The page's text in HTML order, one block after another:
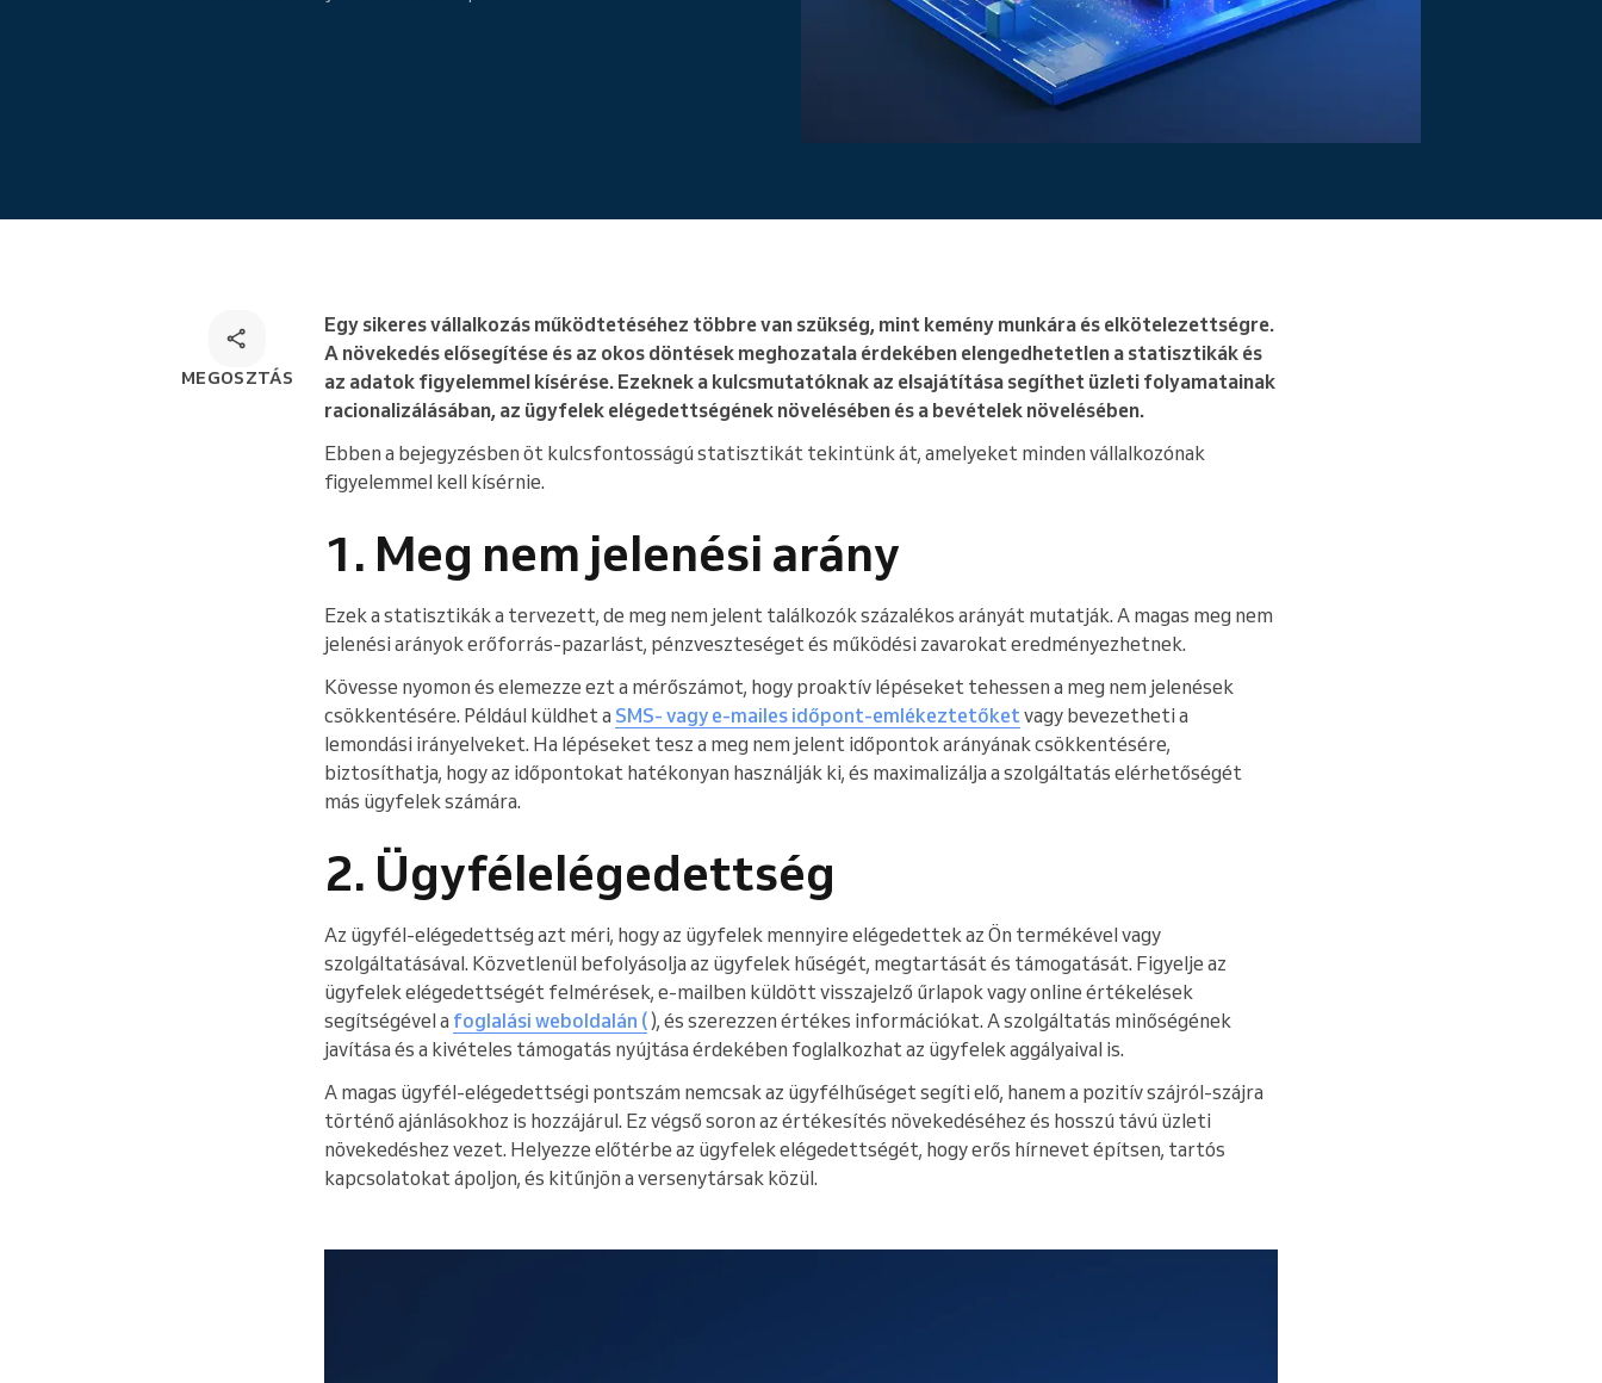
Bővebben
MEGOSZTÁS
Egy sikeres vállalkozás működtetéséhez többre van szükség, mint kemény munkára és elkötelezettségre.
A növekedés elősegítése és az okos döntések meghozatala érdekében elengedhetetlen a statisztikák és
az adatok figyelemmel kísérése. Ezeknek a kulcsmutatóknak az elsajátítása segíthet üzleti folyamatainak
racionalizálásában, az ügyfelek elégedettségének növelésében és a bevételek növelésében.
Ebben a bejegyzésben öt kulcsfontosságú statisztikát tekintünk át, amelyeket minden vállalkozónak
figyelemmel kell kísérnie.
1. Meg nem jelenési arány
Ezek a statisztikák a tervezett, de meg nem jelent találkozók százalékos arányát mutatják. A magas meg nem
jelenési arányok erőforrás-pazarlást, pénzveszteséget és működési zavarokat eredményezhetnek.
Kövesse nyomon és elemezze ezt a mérőszámot, hogy proaktív lépéseket tehessen a meg nem jelenések
csökkentésére. Például küldhet a SMS- vagy e-mailes időpont-emlékeztetőketvagy bevezetheti a
lemondási irányelveket. Ha lépéseket tesz a meg nem jelent időpontok arányának csökkentésére,
biztosíthatja, hogy az időpontokat hatékonyan használják ki, és maximalizálja a szolgáltatás elérhetőségét
más ügyfelek számára.
2. Ügyfélelégedettség
Az ügyfél-elégedettség azt méri, hogy az ügyfelek mennyire elégedettek az Ön termékével vagy
szolgáltatásával. Közvetlenül befolyásolja az ügyfelek hűségét, megtartását és támogatását. Figyelje az
ügyfelek elégedettségét felmérések, e-mailben küldött visszajelző űrlapok vagy online értékelések
segítségével a foglalási weboldalán (), és szerezzen értékes információkat. A szolgáltatás minőségének
javítása és a kivételes támogatás nyújtása érdekében foglalkozhat az ügyfelek aggályaival is.
A magas ügyfél-elégedettségi pontszám nemcsak az ügyfélhűséget segíti elő, hanem a pozitív szájról-szájra
történő ajánlásokhoz is hozzájárul. Ez végső soron az értékesítés növekedéséhez és hosszú távú üzleti
növekedéshez vezet. Helyezze előtérbe az ügyfelek elégedettségét, hogy erős hírnevet építsen, tartós
kapcsolatokat ápoljon, és kitűnjön a versenytársak közül.